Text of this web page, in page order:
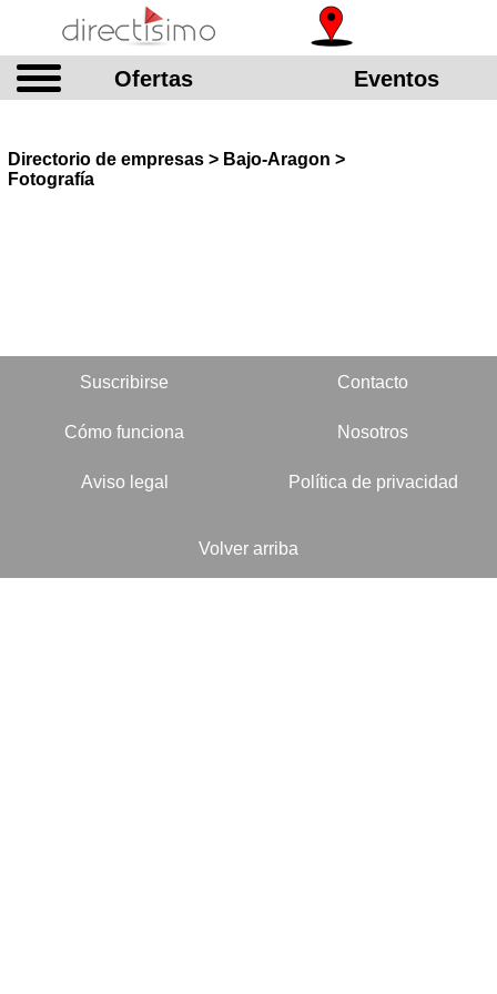
Ofertas Eventos
Directorio de empresas > Bajo-Aragon >
Fotografía
Suscribirse Contacto
Cómo funciona Nosotros
Aviso legal Política de privacidad
Volver arriba